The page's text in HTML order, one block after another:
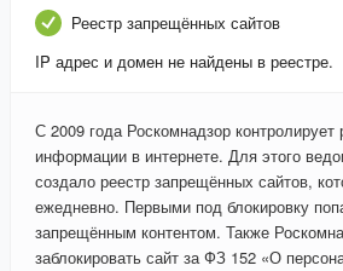
Реестр запрещённых сайтов
IP адрес и домен не найдены в реестре.
С 2009 года Роскомнадзор контролирует
информации в интернете. Для этого
создало реестр запрещённых сайтов,
ежедневно. Первыми под блокировку
запрещённым контентом. Также
заблокировать сайт за ФЗ 152 «О